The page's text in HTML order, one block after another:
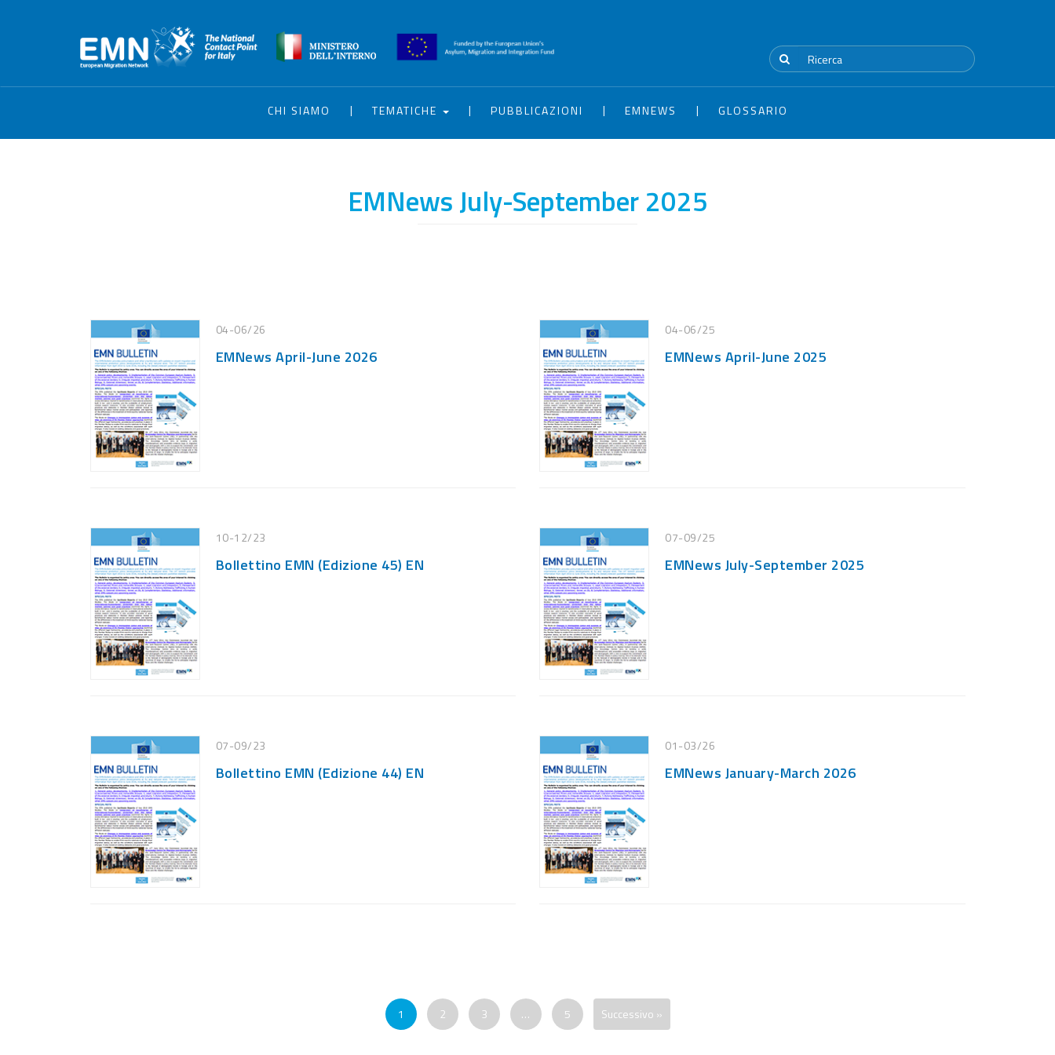
CHI SIAMO | TEMATICHE | PUBBLICAZIONI | EMNEWS | GLOSSARIO
EMNews July-September 2025
04-06/26
EMNews April-June 2026
04-06/25
EMNews April-June 2025
10-12/23
Bollettino EMN (Edizione 45) EN
07-09/25
EMNews July-September 2025
07-09/23
Bollettino EMN (Edizione 44) EN
01-03/26
EMNews January-March 2026
1 2 3 … 5 Successivo »